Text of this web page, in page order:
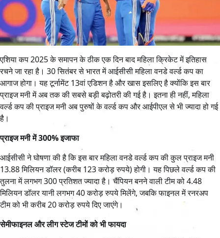
एशिया कप 2025 के समापन के ठीक एक दिन बाद महिला क्रिकेट में इतिहास
रचने जा रहा है। 30 सितंबर से भारत में आईसीसी महिला वनडे वर्ल्ड कप का
आगाज होगा। यह टूर्नामेंट 13वां एडिशन है और खास इसलिए है क्योंकि इस बार
प्राइज मनी में अब तक की सबसे बड़ी बढ़ोतरी की गई है। इतना ही नहीं, महिला
वर्ल्ड कप की प्राइज मनी अब पुरुषों के वर्ल्ड कप और आईपीएल से भी ज्यादा हो गई
है।
प्राइज मनी में 300% इजाफा
आईसीसी ने घोषणा की है कि इस बार महिला वनडे वर्ल्ड कप की कुल प्राइज मनी
13.88 मिलियन डॉलर (करीब 123 करोड़ रुपये) होगी। यह पिछले वर्ल्ड कप की
तुलना में लगभग 300 प्रतिशत ज्यादा है। चैंपियन बनने वाली टीम को 4.48
मिलियन डॉलर यानी लगभग 40 करोड़ रुपये मिलेंगे, जबकि फाइनल में रनरअप
टीम को भी करीब 20 करोड़ रुपये दिए जाएंगे।
सेमीफाइनल और लीग स्टेज टीमों को भी फायदा